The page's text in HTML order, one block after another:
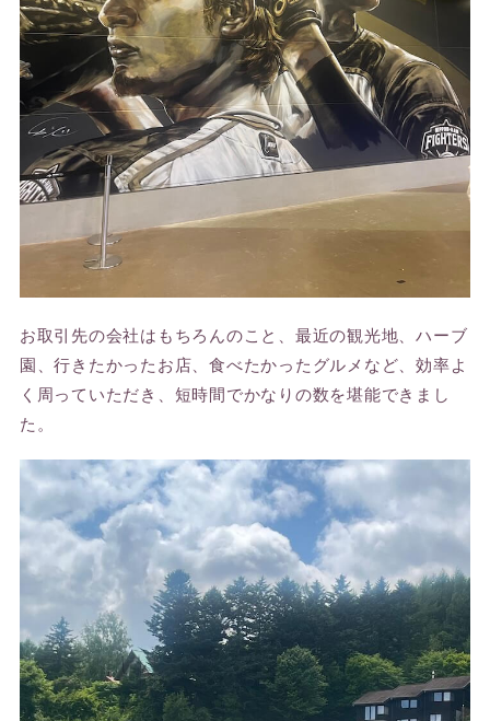
お取引先の会社はもちろんのこと、最近の観光地、ハーブ
園、行きたかったお店、食べたかったグルメなど、効率よ
く周っていただき、短時間でかなりの数を堪能できまし
た。